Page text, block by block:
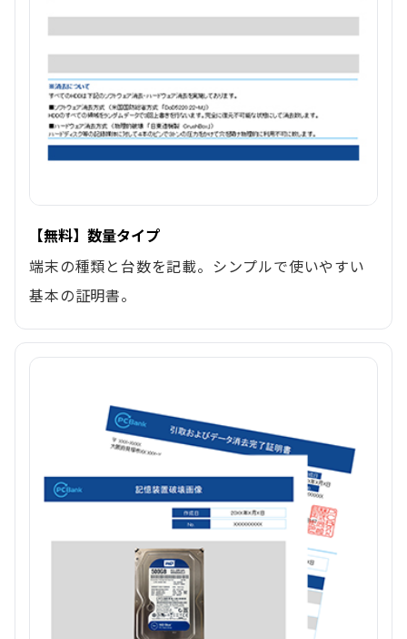
【無料】数量タイプ
端末の種類と台数を記載。シンプルで使いやすい
基本の証明書。